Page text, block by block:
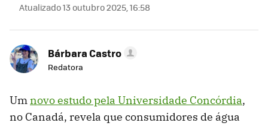
Atualizado 13 outubro 2025, 16:58
Bárbara Castro
Redatora
Umnovo estudo pela Universidade Concórdia,
no Canadá, revela que consumidores de água